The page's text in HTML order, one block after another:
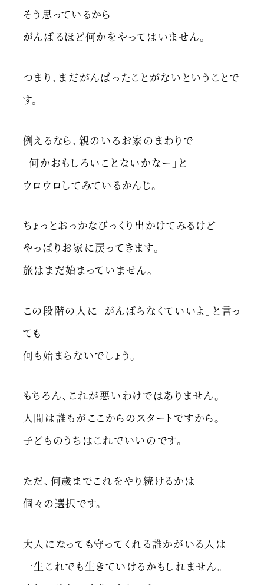
そう思っているから
がんばるほど何かをやってはいません。
つまり、まだがんばったことがないということで
す。
例えるなら、親のいるお家のまわりで
「何かおもしろいことないかなー」と
ウロウロしてみているかんじ。
ちょっとおっかなびっくり出かけてみるけど
やっぱりお家に戻ってきます。
旅はまだ始まっていません。
この段階の人に「がんばらなくていいよ」と言っ
ても
何も始まらないでしょう。
もちろん、これが悪いわけではありません。
人間は誰もがここからのスタートですから。
子どものうちはこれでいいのです。
ただ、何歳までこれをやり続けるかは
個々の選択です。
大人になっても守ってくれる誰かがいる人は
一生これでも生きていけるかもしれません。